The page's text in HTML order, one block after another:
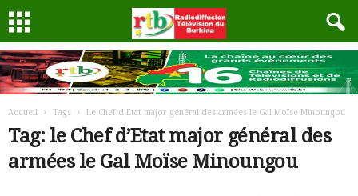
Accueil Tags Le Chef d’Etat major général des armées le Gal Moïse Minoungou
Tag: le Chef d’Etat major général des
armées le Gal Moïse Minoungou